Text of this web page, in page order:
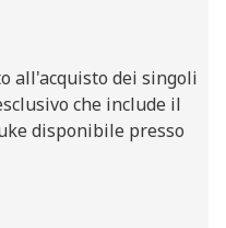
all'acquisto dei singoli
che include il
disponibile presso